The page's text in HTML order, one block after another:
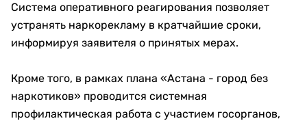
Система оперативного реагирования позволяет
устранять наркорекламу в кратчайшие сроки,
информируя заявителя о принятых мерах.
Кроме того, в рамках плана «Астана - город без
наркотиков» проводится системная
профилактическая работа с участием госорганов,